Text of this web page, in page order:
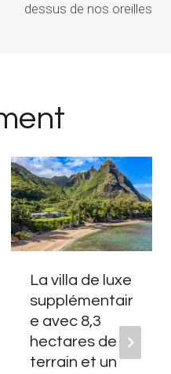
dessus de nos oreilles
La villa de luxe
supplémentair
e avec 8,3
hectares de
terrain et un